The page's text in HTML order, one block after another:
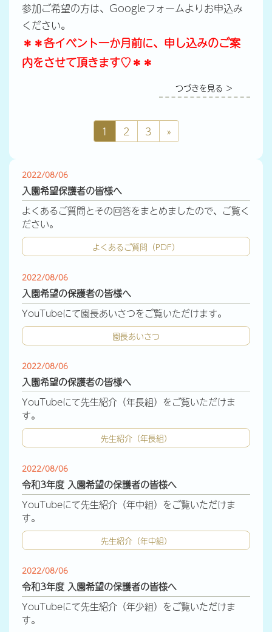
参加ご希望の方は、Googleフォームよりお申込み
ください。
＊＊各イベント一か月前に、申し込みのご案
内をさせて頂きます♡＊＊
つづきを見る ＞
1 2 3 »
2022/08/06
入園希望保護者の皆様へ
よくあるご質問とその回答をまとめましたので、ご覧く
ださい。
よくあるご質問（PDF）
2022/08/06
入園希望の保護者の皆様へ
YouTubeにて園長あいさつをご覧いただけます。
園長あいさつ
2022/08/06
入園希望の保護者の皆様へ
YouTubeにて先生紹介（年長組）をご覧いただけま
す。
先生紹介（年長組）
2022/08/06
令和3年度 入園希望の保護者の皆様へ
YouTubeにて先生紹介（年中組）をご覧いただけま
す。
先生紹介（年中組）
2022/08/06
令和3年度 入園希望の保護者の皆様へ
YouTubeにて先生紹介（年少組）をご覧いただけま
す。